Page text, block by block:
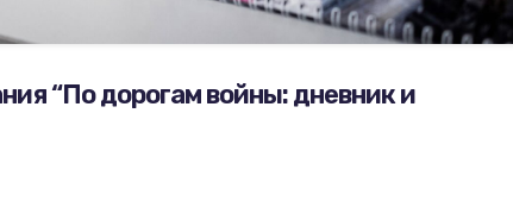
“По дорогам войны: дневник и